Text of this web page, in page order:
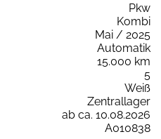
Pkw
Kombi
Mai / 2025
Automatik
15.000 km
5
Weiß
Zentrallager
ab ca. 10.08.2026
A010838